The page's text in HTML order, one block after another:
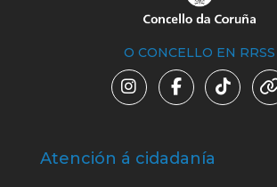
O CONCELLO EN RRSS
Atención á cidadanía